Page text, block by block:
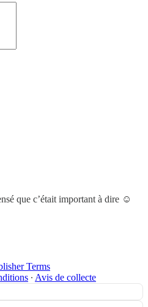
que c’était important à dire ☺️
Terms
∙ Avis de collecte